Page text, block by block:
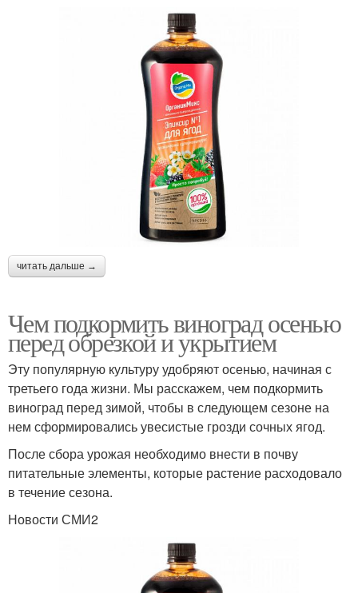
читать дальше →
Чем подкормить виноград осенью
перед обрезкой и укрытием
Эту популярную культуру удобряют осенью, начиная с
третьего года жизни. Мы расскажем, чем подкормить
виноград перед зимой, чтобы в следующем сезоне на
нем сформировались увесистые грозди сочных ягод.
После сбора урожая необходимо внести в почву
питательные элементы, которые растение расходовало
в течение сезона.
Новости СМИ2